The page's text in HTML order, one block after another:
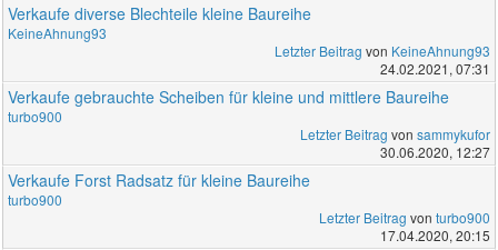
Verkaufe diverse Blechteile kleine Baureihe
KeineAhnung93
Letzter Beitrag von KeineAhnung93
24.02.2021, 07:31
Verkaufe gebrauchte Scheiben für kleine und mittlere Baureihe
turbo900
Letzter Beitrag von sammykufor
30.06.2020, 12:27
Verkaufe Forst Radsatz für kleine Baureihe
turbo900
Letzter Beitrag von turbo900
17.04.2020, 20:15